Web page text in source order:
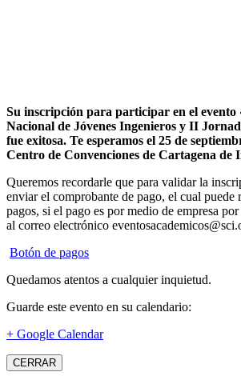
Su inscripción para participar en el
Nacional de Jóvenes Ingenieros y II
fue exitosa. Te esperamos el 25 de
Centro de Convenciones de Cartagena de
Queremos recordarle que para validar la
enviar el comprobante de pago, el cual
pagos, si el pago es por medio de empresa
al correo electrónico
Botón de pagos
Quedamos atentos a cualquier inquietud.
Guarde este evento en su calendario:
+ Google Calendar
CERRAR